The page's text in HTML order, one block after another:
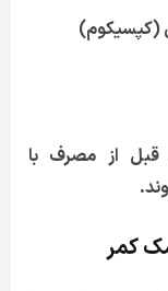
(کپسیکوم)
از مصرف با
کمر